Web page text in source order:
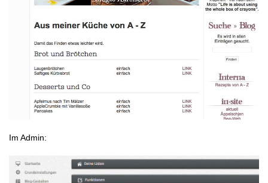
Im Admin: